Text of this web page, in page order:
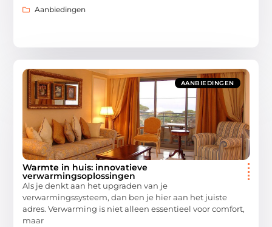
Aanbiedingen
AANBIEDINGEN
Warmte in huis: innovatieve
verwarmingsoplossingen
Als je denkt aan het upgraden van je
verwarmingssysteem, dan ben je hier aan het juiste
adres. Verwarming is niet alleen essentieel voor comfort,
maar